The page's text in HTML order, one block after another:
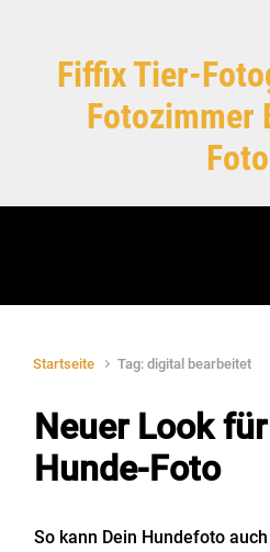
Fiffix Tier-
Fotozimmer
Startseite Tag: digital bearbeitet
Neuer Look
Hunde-Foto
So kann Dein Hundefoto